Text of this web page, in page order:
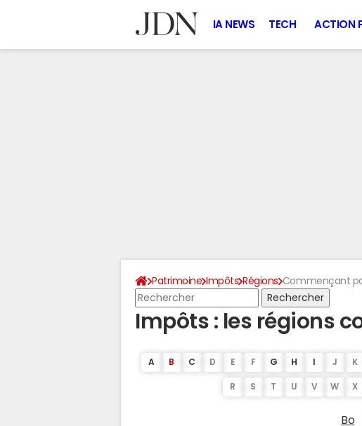
IA NEWS TECH ACTION
Patrimoine Impôts Régions Commençant par
Impôts : les régions
A B C D E F G H J K
R S T U V W X
Bo